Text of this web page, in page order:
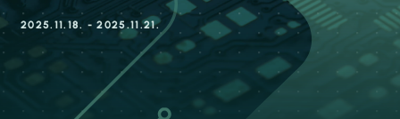
2025.11.18. - 2025.11.21.